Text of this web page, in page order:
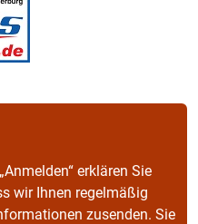
erklären Sie
wir Ihnen regelmäßig
zusenden. Sie